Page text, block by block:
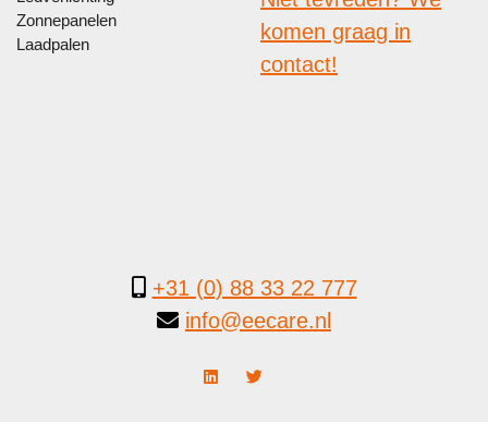
Zonnepanelen
Laadpalen
komen graag in
contact!
+31 (0) 88 33 22 777
info@eecare.nl